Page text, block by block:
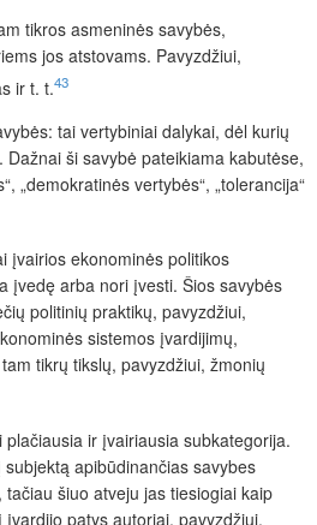
tikros asmeninės savybės,
jos atstovams. Pavyzdžiui,
ir t. t.43
tai vertybiniai dalykai, dėl kurių
ši savybė pateikiama kabutėse,
„demokratinės vertybės“, „tolerancija“
įvairios ekonominės politikos
įvedę arba nori įvesti. Šios savybės
politinių praktikų, pavyzdžiui,
sistemos įvardijimų,
tikrų tikslų, pavyzdžiui, žmonių
plačiausia ir įvairiausia subkategorija.
apibūdinančias savybes
šiuo atveju jas tiesiogiai kaip
patys autoriai, pavyzdžiui,